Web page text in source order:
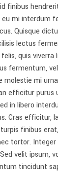
finibus
eu mi interdum
Quisque
lectus
quis viverra
fermentum,
molestie mi
efficitur purus
in libero
Cras efficitur,
finibus
tortor. Integer
velit ipsum,
tincidunt